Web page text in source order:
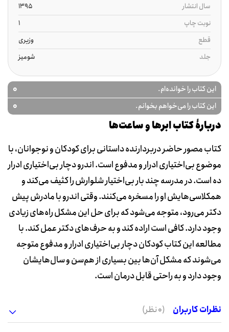
سال انتشار
1395
نوبت چاپ
1
قطع
وزیری
جلد
شومیز
این کتاب را خوانده‌ام. 0
این کتاب را می‌خواهم بخوانم. 0
دربارۀ کتاب ابرها و ساعت‌ها
کتاب مصور حاضر دربردارنده داستانی برای کودکان و نوجوانان، با
موضوع بی‌اختیاری ادرار و مدفوع است. اندرو دچار بی‌اختیاری ادرار
ده است. در مدرسه چند بار بی‌اختیار شلوارش را کثیف می‌کند و
همکلاسی‌هایش او را مسخره می‌کنند. وقتی اندرو با مادرش پیش
دکتر می‌رود، متوجه می‌شود که برای حل این مشکل راه‌های زیادی
وجود دارد. کافی است اراده کند و به حرف‌های دکتر عمل کند. با
مطالعه این کتاب کودکان دچار بی‌اختیاری ادرار و مدفوع متوجه
می‌شوند که مشکل آن‌ها بین بسیاری از هم‌سن و سال‌هایشان
وجود دارد و به راحتی قابل درمان است.
نظرات کاربران (0 نظر)